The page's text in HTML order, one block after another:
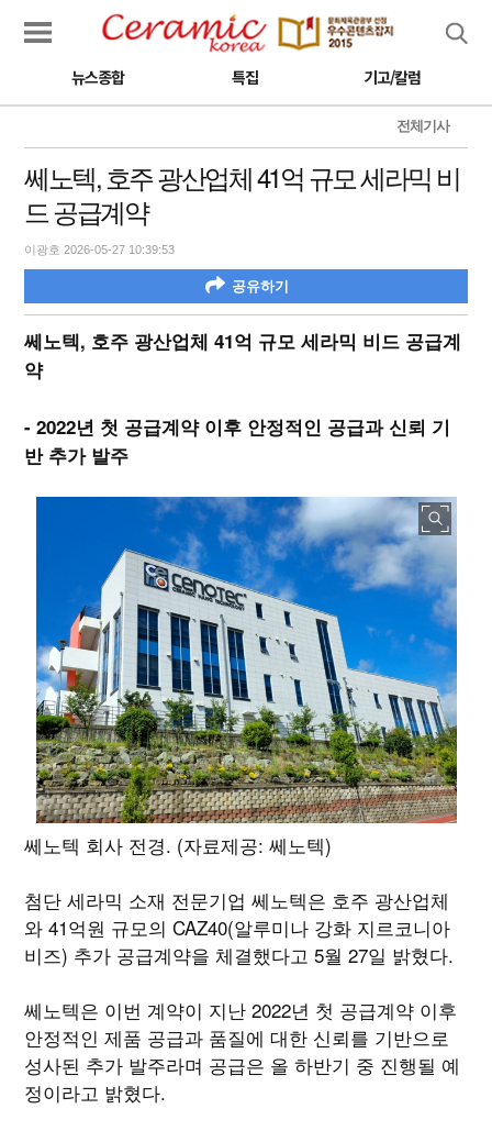
뉴스종합 특집 기고/칼럼
전체기사
쎄노텍, 호주 광산업체 41억 규모 세라믹 비
드 공급계약
이광호 2026-05-27 10:39:53
공유하기
쎄노텍, 호주 광산업체 41억 규모 세라믹 비드 공급계
약
- 2022년 첫 공급계약 이후 안정적인 공급과 신뢰 기
반 추가 발주
쎄노텍 회사 전경. (자료제공: 쎄노텍)
첨단 세라믹 소재 전문기업 쎄노텍은 호주 광산업체
와 41억원 규모의 CAZ40(알루미나 강화 지르코니아
비즈) 추가 공급계약을 체결했다고 5월 27일 밝혔다.
쎄노텍은 이번 계약이 지난 2022년 첫 공급계약 이후
안정적인 제품 공급과 품질에 대한 신뢰를 기반으로
성사된 추가 발주라며 공급은 올 하반기 중 진행될 예
정이라고 밝혔다.
검색